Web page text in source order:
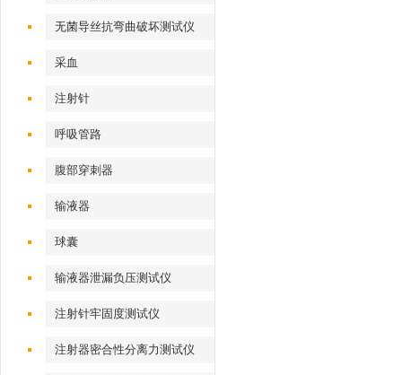
无菌导丝抗弯曲破坏测试仪
采血
注射针
呼吸管路
腹部穿刺器
输液器
球囊
输液器泄漏负压测试仪
注射针牢固度测试仪
注射器密合性分离力测试仪